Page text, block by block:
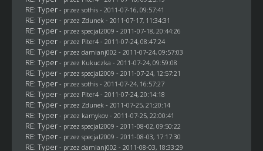
RE: Typer - przez sothis- 2011-07-16, 09:57:41
RE: Typer - przez Zdunek - 2011-07-17, 11:34:31
RE: Typer - przez specjal2009 - 2011-07-18, 20:44:26
RE: Typer - przez Piter4- 2011-07-24, 08:47:24
RE: Typer - przez damianj002 - 2011-07-24, 09:57:03
RE: Typer - przez Kukuczka - 2011-07-24, 09:59:08
RE: Typer - przez specjal2009 - 2011-07-24, 12:57:21
RE: Typer - przez sothis- 2011-07-24, 16:57:27
RE: Typer - przez Piter4- 2011-07-24, 20:14:18
RE: Typer - przez Zdunek - 2011-07-25, 21:20:14
RE: Typer - przez kamykov- 2011-07-25, 22:00:41
RE: Typer - przez specjal2009 - 2011-08-02, 09:50:22
RE: Typer - przez specjal2009 - 2011-08-03, 17:17:30
RE: Typer - przez damianj002 - 2011-08-03, 18:33:29